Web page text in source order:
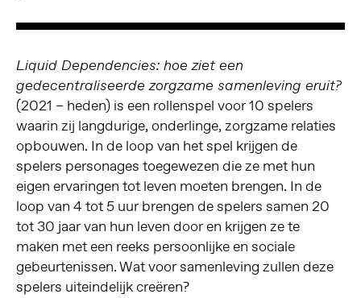
Liquid Dependencies: hoe ziet een
gedecentraliseerde zorgzame samenleving eruit?
(2021 – heden) is een rollenspel voor 10 spelers
waarin zij langdurige, onderlinge, zorgzame relaties
opbouwen. In de loop van het spel krijgen de
spelers personages toegewezen die ze met hun
eigen ervaringen tot leven moeten brengen. In de
loop van 4 tot 5 uur brengen de spelers samen 20
tot 30 jaar van hun leven door en krijgen ze te
maken met een reeks persoonlijke en sociale
gebeurtenissen. Wat voor samenleving zullen deze
spelers uiteindelijk creëren?